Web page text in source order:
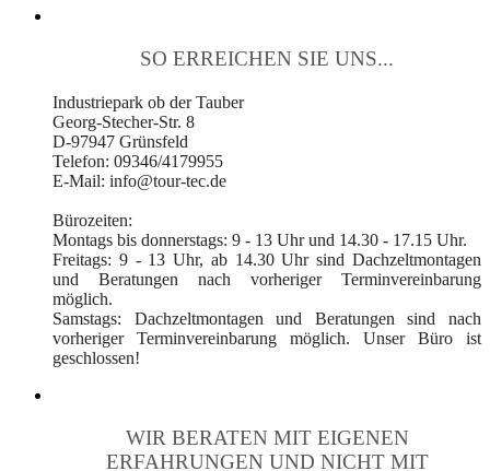
SO ERREICHEN SIE UNS...
Industriepark ob der Tauber
Georg-Stecher-Str. 8
D-97947 Grünsfeld
Telefon: 09346/4179955
E-Mail: info@tour-tec.de
Bürozeiten:
Montags bis donnerstags: 9 - 13 Uhr und 14.30 - 17.15 Uhr.
Freitags: 9 - 13 Uhr, ab 14.30 Uhr sind Dachzeltmontagen
und Beratungen nach vorheriger Terminvereinbarung
möglich.
Samstags: Dachzeltmontagen und Beratungen sind nach
vorheriger Terminvereinbarung möglich. Unser Büro ist
geschlossen!
WIR BERATEN MIT EIGENEN
ERFAHRUNGEN UND NICHT MIT